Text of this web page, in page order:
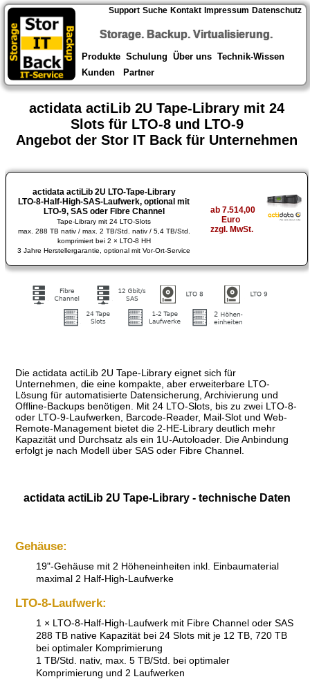
Support Suche Kontakt Impressum Datenschutz
Storage. Backup. Virtualisierung.
Produkte Schulung Über uns Technik-Wissen
Kunden
Partner
actidata actiLib 2U Tape-Library mit 24
Slots für LTO-8 und LTO-9
Angebot der Stor IT Back für Unternehmen
actidata actiLib 2U LTO-Tape-Library
LTO-8-Half-High-SAS-Laufwerk, optional mit
LTO-9, SAS oder Fibre Channel
Tape-Library mit 24 LTO-Slots
max. 288 TB nativ / max. 2 TB/Std. nativ / 5,4 TB/Std.
komprimiert bei 2 × LTO-8 HH
3 Jahre Herstellergarantie, optional mit Vor-Ort-Service
ab 7.514,00
Euro
zzgl. MwSt.
Die actidata actiLib 2U Tape-Library eignet sich für
Unternehmen, die eine kompakte, aber erweiterbare LTO-
Lösung für automatisierte Datensicherung, Archivierung und
Offline-Backups benötigen. Mit 24 LTO-Slots, bis zu zwei LTO-8-
oder LTO-9-Laufwerken, Barcode-Reader, Mail-Slot und Web-
Remote-Management bietet die 2-HE-Library deutlich mehr
Kapazität und Durchsatz als ein 1U-Autoloader. Die Anbindung
erfolgt je nach Modell über SAS oder Fibre Channel.
actidata actiLib 2U Tape-Library - technische Daten
Gehäuse:
19"-Gehäuse mit 2 Höheneinheiten inkl. Einbaumaterial
maximal 2 Half-High-Laufwerke
LTO-8-Laufwerk:
1 × LTO-8-Half-High-Laufwerk mit Fibre Channel oder SAS
288 TB native Kapazität bei 24 Slots mit je 12 TB, 720 TB
bei optimaler Komprimierung
1 TB/Std. nativ, max. 5 TB/Std. bei optimaler
Komprimierung und 2 Laufwerken